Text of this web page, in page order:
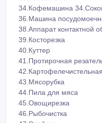
34.Кофемашина
36.Машина
38.Аппарат контактной
39.Косторезка
40.Куттер
41.Протирочная
43.Мясорубка
44.Пила для мяса
45.Овощирезка
46.Рыбочистка
47.Слайдер